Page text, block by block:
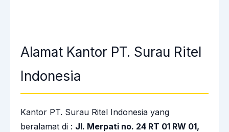
Alamat Kantor PT. Surau Ritel
Indonesia
Kantor PT. Surau Ritel Indonesia yang
beralamat di : Jl. Merpati no. 24 RT 01 RW 01,